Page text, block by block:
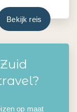
Bekijk reis
op maat